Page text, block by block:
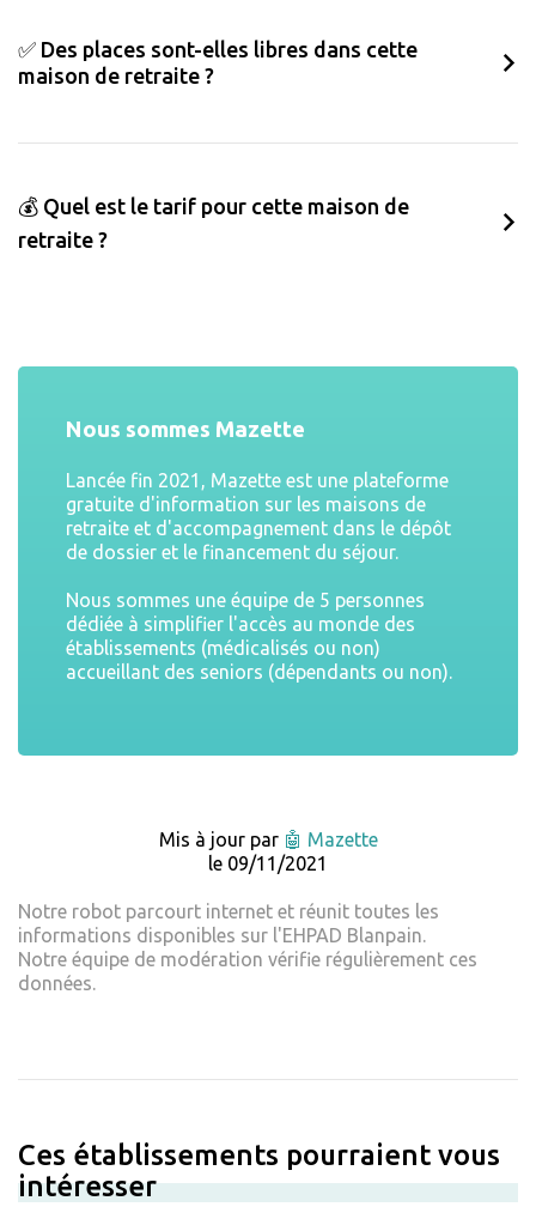
✅ Des places sont-elles libres dans cette
maison de retraite ?
💰 Quel est le tarif pour cette maison de
retraite ?
Nous sommes Mazette
Lancée fin 2021, Mazette est une plateforme
gratuite d'information sur les maisons de
retraite et d'accompagnement dans le dépôt
de dossier et le financement du séjour.
Nous sommes une équipe de 5 personnes
dédiée à simplifier l'accès au monde des
établissements (médicalisés ou non)
accueillant des seniors (dépendants ou non).
Mis à jour par 🤖 Mazette
le 09/11/2021
Notre robot parcourt internet et réunit toutes les
informations disponibles sur l'EHPAD Blanpain.
Notre équipe de modération vérifie régulièrement ces
données.
Ces établissements pourraient vous
intéresser